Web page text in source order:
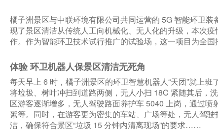
橘子洲景区与中联环境有限公司共同运营的 5G 智能环卫
现了景区清洁从传统人工向机械化、无人化的升级，本次
作。作为智能环卫技术试行推广的试验场，这一项目为全国
体验 环卫机器人保景区清洁无死角
每天早上 6 时，橘子洲景区的环卫智慧机器人“天团”就上
将垃圾、树叶冲扫到道路两侧，无人小扫 18C 紧随其后，
区游客逐渐增多，无人驾驶路面养护车 5040 上岗，通过
絮等。同时，在游客更为密集的车站、广场等处，无人驾
洁，确保符合景区“垃圾 15 分钟内清离现场”的要求……